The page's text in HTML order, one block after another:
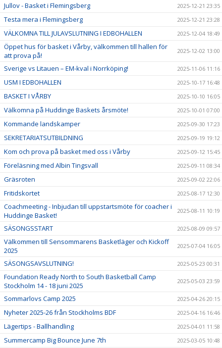
Jullov - Basket i Flemingsberg 2025-12-21 23:35
Testa mera i Flemingsberg 2025-12-21 23:28
VÄLKOMNA TILL JULAVSLUTNING I EDBOHALLEN 2025-12-04 18:49
Öppet hus för basket i Vårby, välkommen till hallen för
att prova på!
2025-12-02 13:00
Sverige vs Litauen – EM-kval i Norrköping! 2025-11-06 11:16
USM I EDBOHALLEN 2025-10-17 16:48
BASKET I VÅRBY 2025-10-10 16:05
Välkomna på Huddinge Baskets årsmöte! 2025-10-01 07:00
Kommande landskamper 2025-09-30 17:23
SEKRETARIATSUTBILDNING 2025-09-19 19:12
Kom och prova på basket med oss i Vårby 2025-09-12 15:45
Föreläsning med Albin Tingsvall 2025-09-11 08:34
Gräsroten 2025-09-02 22:06
Fritidskortet 2025-08-17 12:30
Coachmeeting - Inbjudan till uppstartsmöte för coacher i
Huddinge Basket!
2025-08-11 10:19
SÄSONGSSTART 2025-08-09 09:57
Välkommen till Sensommarens Basketläger och Kickoff
2025
2025-07-04 16:05
SÄSONGSAVSLUTNING! 2025-05-23 00:31
Foundation Ready North to South Basketball Camp
Stockholm 14 - 18 juni 2025
2025-05-03 23:59
Sommarlovs Camp 2025 2025-04-26 20:15
Nyheter 2025-26 från Stockholms BDF 2025-04-16 16:46
Lägertips - Ballhandling 2025-04-01 11:58
Summercamp Big Bounce June 7th 2025-03-05 10:48